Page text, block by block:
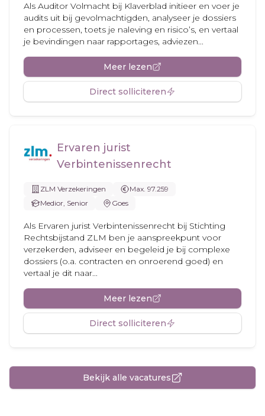
Als Auditor Volmacht bij Klaverblad initieer en voer je
audits uit bij gevolmachtigden, analyseer je dossiers
en processen, toets je naleving en risico’s, en vertaal
je bevindingen naar rapportages, adviezen...
Meer lezen
Direct solliciteren
Ervaren jurist
Verbintenissenrecht
ZLM Verzekeringen
Max. 97.259
Medior, Senior
Goes
Als Ervaren jurist Verbintenissenrecht bij Stichting
Rechtsbijstand ZLM ben je aanspreekpunt voor
verzekerden, adviseer en begeleid je bij complexe
dossiers (o.a. contracten en onroerend goed) en
vertaal je dit naar...
Meer lezen
Direct solliciteren
Bekijk alle vacatures